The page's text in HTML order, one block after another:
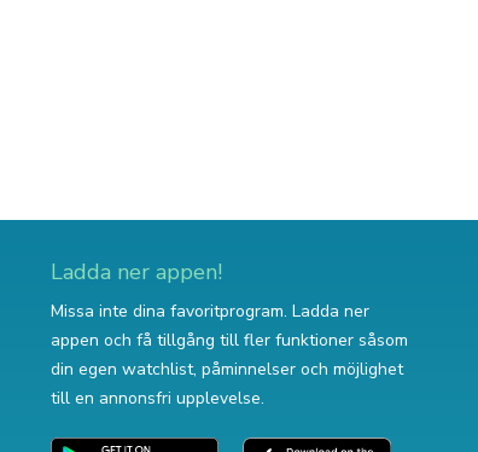
Ladda ner appen!
Missa inte dina favoritprogram. Ladda ner
appen och få tillgång till fler funktioner såsom
din egen watchlist, påminnelser och möjlighet
till en annonsfri upplevelse.